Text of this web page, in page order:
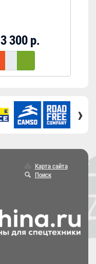
3 300 р.
›
Карта сайта
Поиск